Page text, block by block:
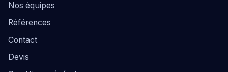
Nos équipes
Références
Contact
Devis